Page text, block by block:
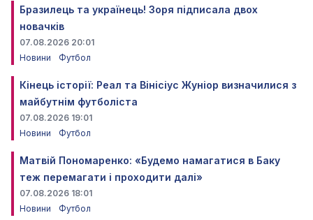
Бразилець та українець! Зоря підписала двох
новачків
07.08.2026 20:01
Новини
Футбол
Кінець історії: Реал та Вінісіус Жуніор визначилися з
майбутнім футболіста
07.08.2026 19:01
Новини
Футбол
Матвій Пономаренко: «Будемо намагатися в Баку
теж перемагати і проходити далі»
07.08.2026 18:01
Новини
Футбол